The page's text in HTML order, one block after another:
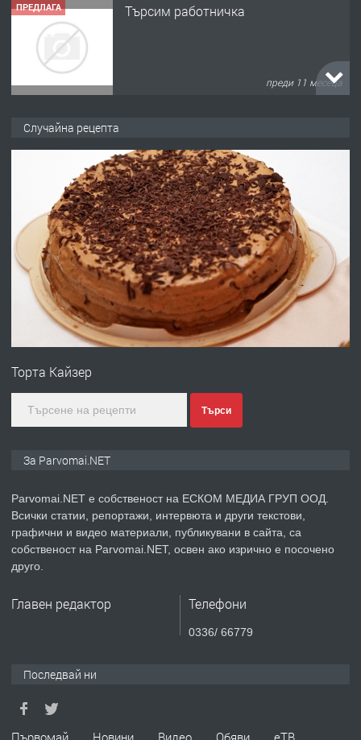
ПРЕДЛАГА Търсим работничка
преди 11 месеца
преди 1 година
ПРЕДЛАГА Работа за общи работници
преди 1 година
Първи поход "По стъпките на Ангел
преди 1 година
ПРЕДЛАГА Уроци по Математика
преди 1 година
Случайна рецепта
Торта Кайзер
Търси
За Parvomai.NET
Parvomai.NET е собственост на ЕСКОМ МЕДИА ГРУП ООД.
Всички статии, репортажи, интервюта и други текстови,
графични и видео материали, публикувани в сайта, са
собственост на Parvomai.NET, освен ако изрично е посочено
друго.
Главен редактор Телефони
0336/ 66779
Последвай ни